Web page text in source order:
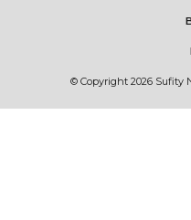
© Copyright 2026 Sufity